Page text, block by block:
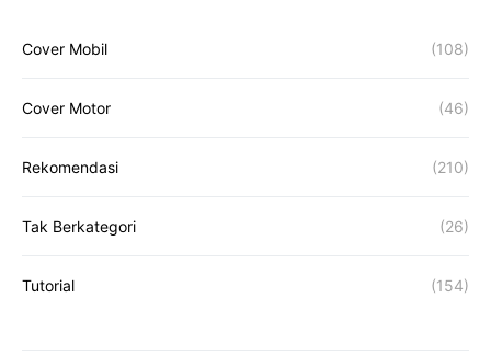
Cover Mobil (108)
Cover Motor (46)
Rekomendasi (210)
Tak Berkategori (26)
Tutorial (154)